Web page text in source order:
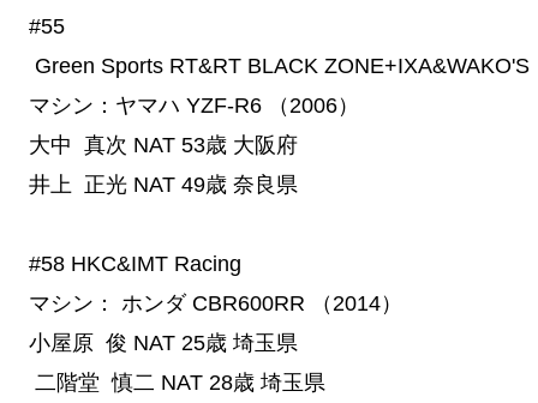
#55
Green Sports RT&RT BLACK ZONE+IXA&WAKO'S
マシン：ヤマハ YZF-R6 （2006）
大中 真次 NAT 53歳 大阪府
井上 正光 NAT 49歳 奈良県
#58 HKC&IMT Racing
マシン： ホンダ CBR600RR （2014）
小屋原 俊 NAT 25歳 埼玉県
二階堂 慎二 NAT 28歳 埼玉県